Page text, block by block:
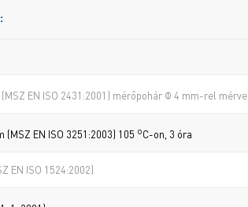
(MSZ EN ISO 2431:2001) mérőpohár Φ 4 mm-rel mérve
EN ISO 3251:2003) 105 oC-on, 3 óra
EN ISO 1524:2002)